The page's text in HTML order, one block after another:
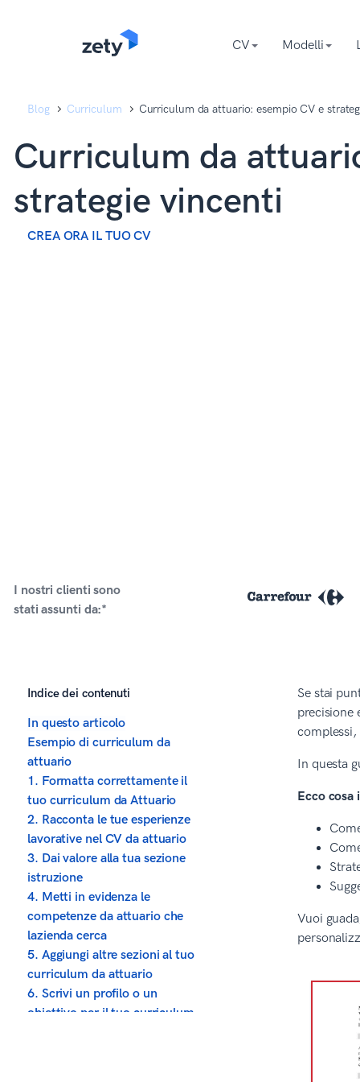
CV Modelli
Blog Curriculum Curriculum da attuario: esempio CV e
Curriculum da
strategie vincenti
CREA ORA IL TUO CV
I nostri clienti sono
stati assunti da:*
Indice dei contenuti
In questo articolo
Esempio di curriculum da
attuario
1. Formatta correttamente il
tuo curriculum da Attuario
2. Racconta le tue esperienze
lavorative nel CV da attuario
3. Dai valore alla tua sezione
istruzione
4. Metti in evidenza le
competenze da attuario che
lazienda cerca
5. Aggiungi altre sezioni al tuo
curriculum da attuario
6. Scrivi un profilo o un
obiettivo per il tuo curriculum
Se stai
precisione
In questa
Ecco cosa
Vuoi